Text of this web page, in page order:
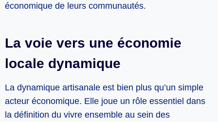
économique de leurs communautés.
La voie vers une économie
locale dynamique
La dynamique artisanale est bien plus qu’un simple
acteur économique. Elle joue un rôle essentiel dans
la définition du vivre ensemble au sein des